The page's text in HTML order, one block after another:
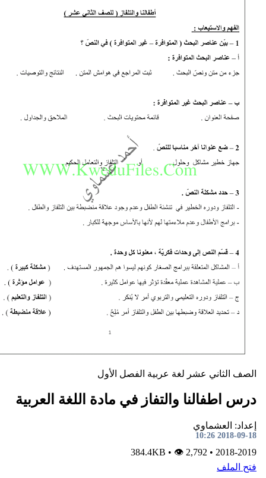
عشر لغة عربية الفصل الأول
والتفاز في مادة اللغة العربية
•👁 2,792